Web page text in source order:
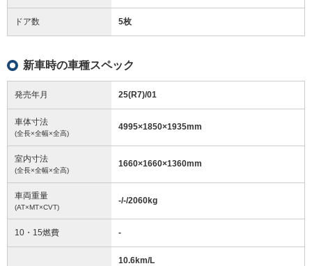
ドア数 5枚
新車時の車種スペック
発売年月 25(R7)/01
車体寸法
(全長×全幅×全高)
4995×1850×1935mm
室内寸法
(全長×全幅×全高)
1660×1660×1360mm
車両重量
(AT×MT×CVT)
-/-/2060kg
10・15燃費 -
10.6km/L